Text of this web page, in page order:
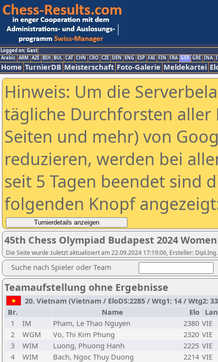
Logged on: Gast
Arabic ARM AZE BIH BUL CAT CHN CRO CZE DEN ENG ESP FAI FIN FRA GER GRE INA
Home TurnierDB Meisterschaft Foto-Galerie Meldekartei
Hinweis: Um die
tägliche Durchforsten aller
Seiten und mehr) von
reduzieren, werden bei
seit 5 Tagen beendet sind
folgenden Knopf
45th Chess Olympiad Budapest 2024 Women
Die Seite wurde zuletzt aktualisiert am 22.09.2024 17:19:06, Ersteller:
Suche nach Spieler oder Team
Teamaufstellung ohne Ergebnisse
20. Vietnam (Vietnam / EloDS:2285 / Wtg1: 14 / Wtg2:
Br.
Name Elo
1
IM Pham, Le Thao Nguyen 2380 VIE
2
WGM Vo, Thi Kim Phung 2320 VIE
3
WIM Luong, Phuong Hanh 2225 VIE
4
WIM Bach, Ngoc Thuy Duong 2214 VIE